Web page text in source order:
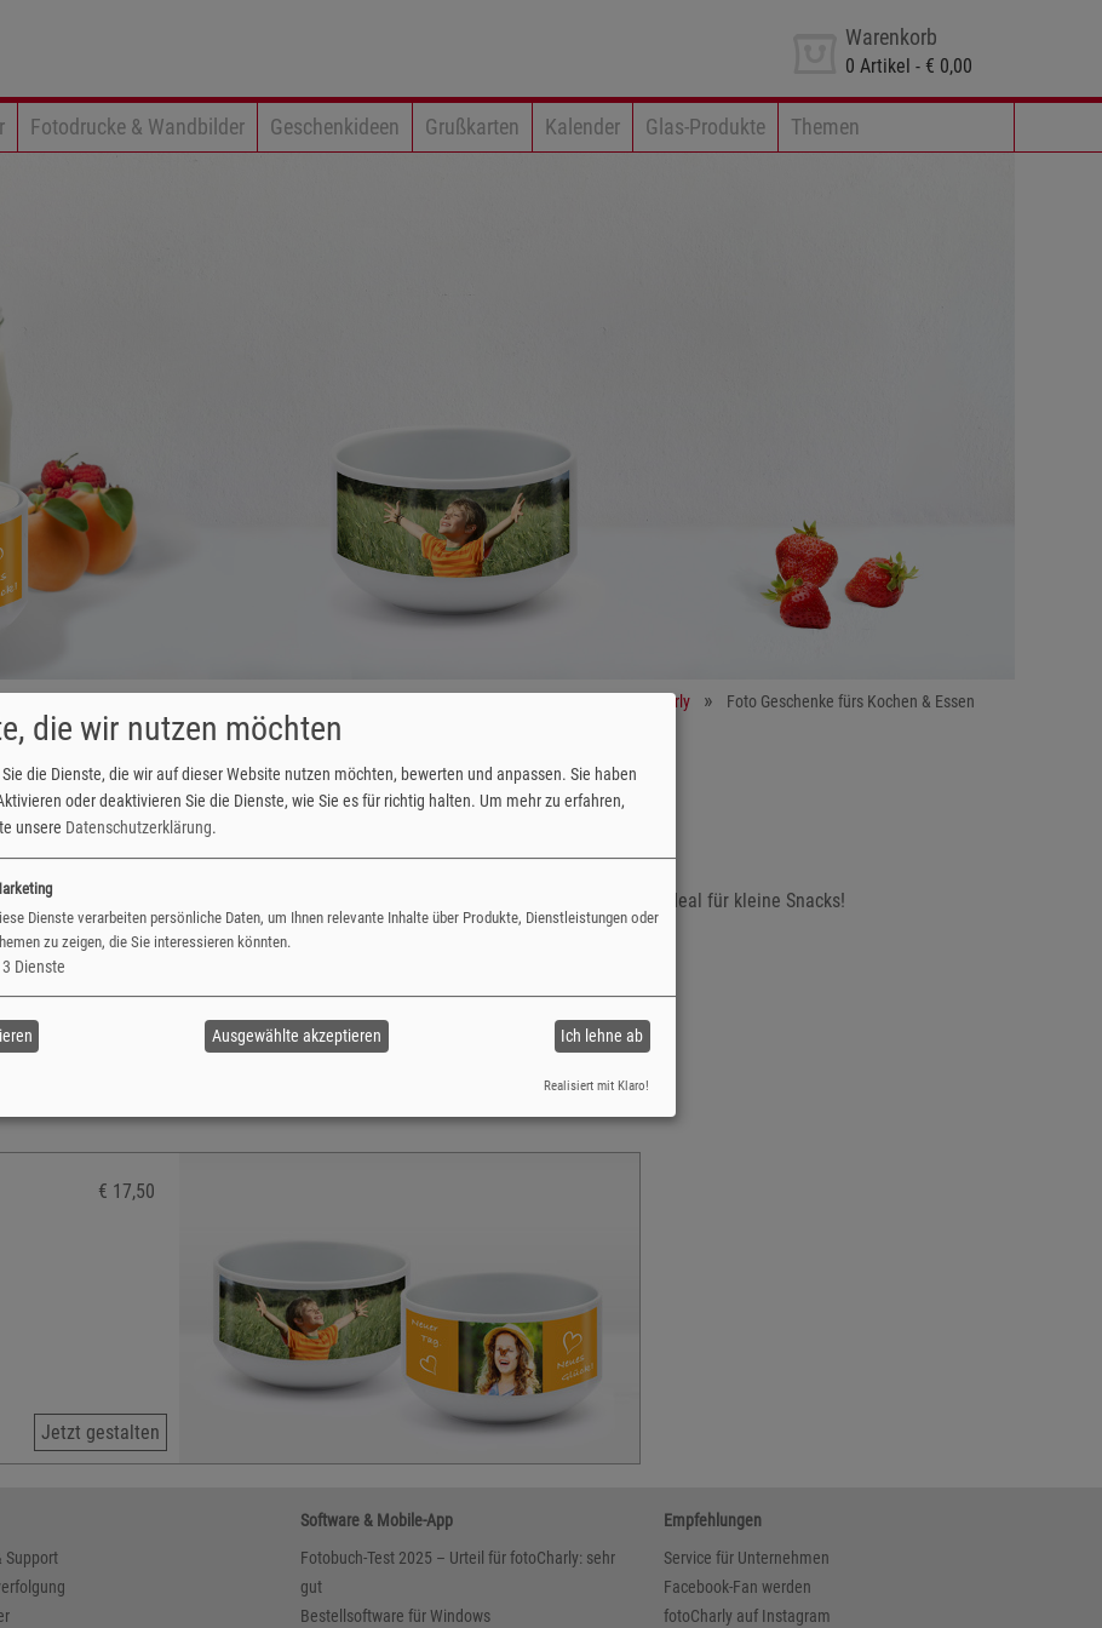
Warenkorb
0 Artikel - € 0,00
Fotodrucke & Wandbilder Geschenkideen Grußkarten Kalender Glas-Produkte Themen
Foto-Karten & mehr Originelle Fotogeschenke: Geschenkideen für jeden Anlass | fotoCharly Foto Geschenke fürs Kochen & Essen
Frühstücksflocken, Cornflakes oder das Müsli mit Sicherheit doppelt so gut. Auch ideal für kleine Snacks!
€ 17,50
Jetzt gestalten
Support
Software & Mobile-App
Fotobuch-Test 2025 – Urteil für fotoCharly: sehr
gut
Bestellsoftware für Windows
Empfehlungen
Service für Unternehmen
Facebook-Fan werden
fotoCharly auf Instagram
die wir nutzen möchten
die Dienste, die wir auf dieser Website nutzen möchten, bewerten und anpassen. Sie haben
oder deaktivieren Sie die Dienste, wie Sie es für richtig halten. Um mehr zu erfahren,
unsere Datenschutzerklärung.
Dienste verarbeiten persönliche Daten, um Ihnen relevante Inhalte über Produkte, Dienstleistungen oder
zu zeigen, die Sie interessieren könnten.
3 Dienste
Ich lehne ab
Ausgewählte akzeptieren
Realisiert mit Klaro!